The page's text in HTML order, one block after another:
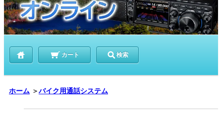
カート 検索
ホーム ＞バイク用通話システム